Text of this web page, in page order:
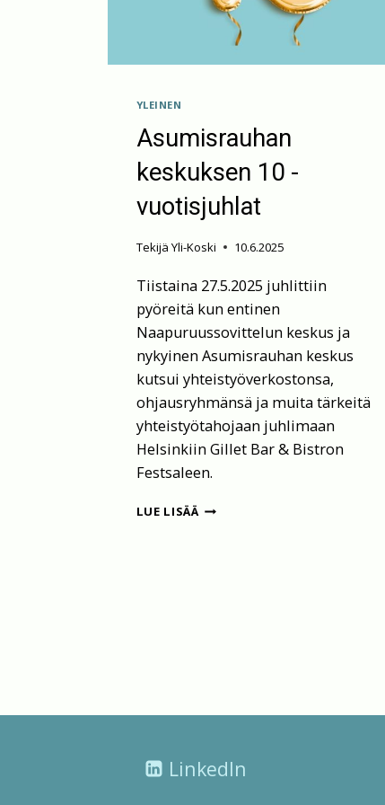
YLEINEN
Asumisrauhan
keskuksen 10 -
vuotisjuhlat
Tekijä Yli-Koski 10.6.2025
Tiistaina 27.5.2025 juhlittiin
pyöreitä kun entinen
Naapuruussovittelun keskus ja
nykyinen Asumisrauhan keskus
kutsui yhteistyöverkostonsa,
ohjausryhmänsä ja muita tärkeitä
yhteistyötahojaan juhlimaan
Helsinkiin Gillet Bar & Bistron
Festsaleen.
LUE LISÄÄASUMISRAUHAN
LinkedIn